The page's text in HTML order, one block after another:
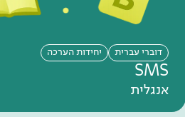
דוברי עברית יחידות הערכה
SMS
אנגלית